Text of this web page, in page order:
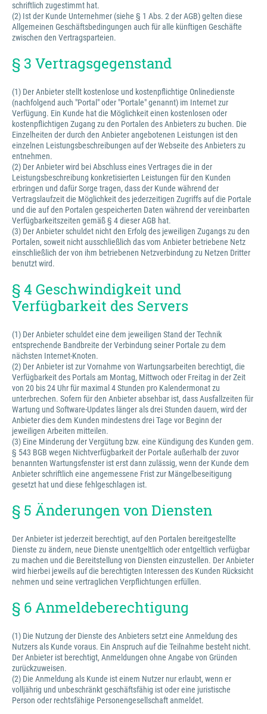
schriftlich zugestimmt hat.
(2) Ist der Kunde Unternehmer (siehe § 1 Abs. 2 der AGB) gelten diese
Allgemeinen Geschäftsbedingungen auch für alle künftigen Geschäfte
zwischen den Vertragsparteien.
§ 3 Vertragsgegenstand
(1) Der Anbieter stellt kostenlose und kostenpflichtige Onlinedienste
(nachfolgend auch "Portal" oder "Portale" genannt) im Internet zur
Verfügung. Ein Kunde hat die Möglichkeit einen kostenlosen oder
kostenpflichtigen Zugang zu den Portalen des Anbieters zu buchen. Die
Einzelheiten der durch den Anbieter angebotenen Leistungen ist den
einzelnen Leistungsbeschreibungen auf der Webseite des Anbieters zu
entnehmen.
(2) Der Anbieter wird bei Abschluss eines Vertrages die in der
Leistungsbeschreibung konkretisierten Leistungen für den Kunden
erbringen und dafür Sorge tragen, dass der Kunde während der
Vertragslaufzeit die Möglichkeit des jederzeitigen Zugriffs auf die Portale
und die auf den Portalen gespeicherten Daten während der vereinbarten
Verfügbarkeitszeiten gemäß § 4 dieser AGB hat.
(3) Der Anbieter schuldet nicht den Erfolg des jeweiligen Zugangs zu den
Portalen, soweit nicht ausschließlich das vom Anbieter betriebene Netz
einschließlich der von ihm betriebenen Netzverbindung zu Netzen Dritter
benutzt wird.
§ 4 Geschwindigkeit und
Verfügbarkeit des Servers
(1) Der Anbieter schuldet eine dem jeweiligen Stand der Technik
entsprechende Bandbreite der Verbindung seiner Portale zu dem
nächsten Internet-Knoten.
(2) Der Anbieter ist zur Vornahme von Wartungsarbeiten berechtigt, die
Verfügbarkeit des Portals am Montag, Mittwoch oder Freitag in der Zeit
von 20 bis 24 Uhr für maximal 4 Stunden pro Kalendermonat zu
unterbrechen. Sofern für den Anbieter absehbar ist, dass Ausfallzeiten für
Wartung und Software-Updates länger als drei Stunden dauern, wird der
Anbieter dies dem Kunden mindestens drei Tage vor Beginn der
jeweiligen Arbeiten mitteilen.
(3) Eine Minderung der Vergütung bzw. eine Kündigung des Kunden gem.
§ 543 BGB wegen Nichtverfügbarkeit der Portale außerhalb der zuvor
benannten Wartungsfenster ist erst dann zulässig, wenn der Kunde dem
Anbieter schriftlich eine angemessene Frist zur Mängelbeseitigung
gesetzt hat und diese fehlgeschlagen ist.
§ 5 Änderungen von Diensten
Der Anbieter ist jederzeit berechtigt, auf den Portalen bereitgestellte
Dienste zu ändern, neue Dienste unentgeltlich oder entgeltlich verfügbar
zu machen und die Bereitstellung von Diensten einzustellen. Der Anbieter
wird hierbei jeweils auf die berechtigten Interessen des Kunden Rücksicht
nehmen und seine vertraglichen Verpflichtungen erfüllen.
§ 6 Anmeldeberechtigung
(1) Die Nutzung der Dienste des Anbieters setzt eine Anmeldung des
Nutzers als Kunde voraus. Ein Anspruch auf die Teilnahme besteht nicht.
Der Anbieter ist berechtigt, Anmeldungen ohne Angabe von Gründen
zurückzuweisen.
(2) Die Anmeldung als Kunde ist einem Nutzer nur erlaubt, wenn er
volljährig und unbeschränkt geschäftsfähig ist oder eine juristische
Person oder rechtsfähige Personengesellschaft anmeldet.